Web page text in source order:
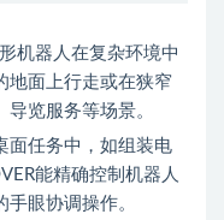
机器人在复杂环境中
地面上行走或在狭窄
览服务等场景。
面任务中，如组装电
能精确控制机器人
眼协调操作。